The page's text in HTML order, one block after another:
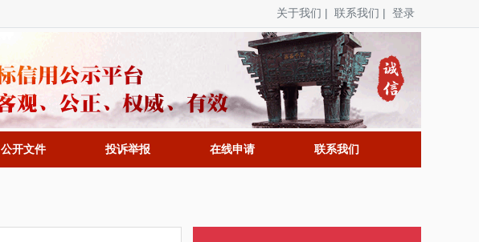
关于我们 | 联系我们 | 登录
公开文件 投诉举报 在线申请 联系我们